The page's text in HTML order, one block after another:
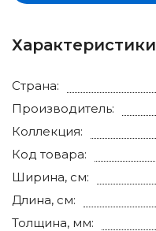
Характеристики
Страна:
Производитель:
Коллекция:
Код товара:
Ширина, см:
Длина, см:
Толщина, мм: